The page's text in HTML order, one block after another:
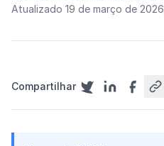
Atualizado 19 de março de 2026
Compartilhar